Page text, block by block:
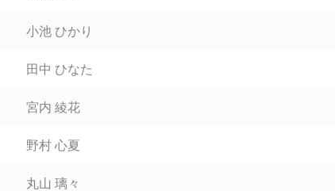
小池 ひかり
田中 ひなた
宮内 綾花
野村 心夏
丸山 璃々